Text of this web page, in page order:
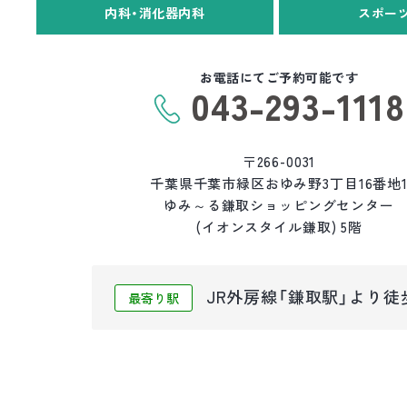
内科・消化器内科 スポー
お電話にてご予約可能です
043-293-1118
〒266-0031
千葉県千葉市緑区おゆみ野3丁目16番地1
ゆみ～る鎌取ショッピングセンター
(イオンスタイル鎌取) 5階
最寄り駅 JR外房線「鎌取駅」より徒